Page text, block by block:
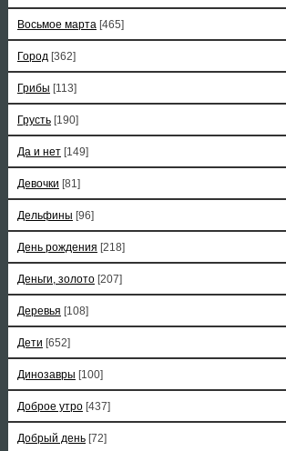
Восьмое марта [465]
Город [362]
Грибы [113]
Грусть [190]
Да и нет [149]
Девочки [81]
Дельфины [96]
День рождения [218]
Деньги, золото [207]
Деревья [108]
Дети [652]
Динозавры [100]
Доброе утро [437]
Добрый день [72]